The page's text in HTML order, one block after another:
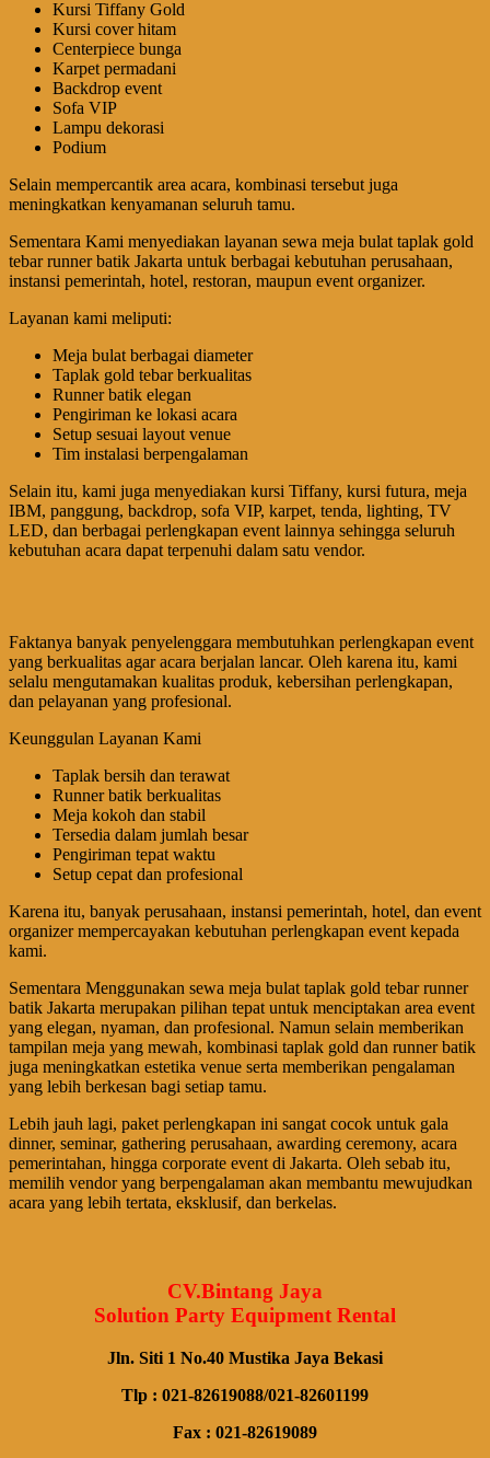
Kursi Tiffany Gold
Kursi cover hitam
Centerpiece bunga
Karpet permadani
Backdrop event
Sofa VIP
Lampu dekorasi
Podium
Selain mempercantik area acara, kombinasi tersebut juga
meningkatkan kenyamanan seluruh tamu.
Sementara Kami menyediakan layanan sewa meja bulat taplak gold
tebar runner batik Jakarta untuk berbagai kebutuhan perusahaan,
instansi pemerintah, hotel, restoran, maupun event organizer.
Layanan kami meliputi:
Meja bulat berbagai diameter
Taplak gold tebar berkualitas
Runner batik elegan
Pengiriman ke lokasi acara
Setup sesuai layout venue
Tim instalasi berpengalaman
Selain itu, kami juga menyediakan kursi Tiffany, kursi futura, meja
IBM, panggung, backdrop, sofa VIP, karpet, tenda, lighting, TV
LED, dan berbagai perlengkapan event lainnya sehingga seluruh
kebutuhan acara dapat terpenuhi dalam satu vendor.
Faktanya banyak penyelenggara membutuhkan perlengkapan event
yang berkualitas agar acara berjalan lancar. Oleh karena itu, kami
selalu mengutamakan kualitas produk, kebersihan perlengkapan,
dan pelayanan yang profesional.
Keunggulan Layanan Kami
Taplak bersih dan terawat
Runner batik berkualitas
Meja kokoh dan stabil
Tersedia dalam jumlah besar
Pengiriman tepat waktu
Setup cepat dan profesional
Karena itu, banyak perusahaan, instansi pemerintah, hotel, dan event
organizer mempercayakan kebutuhan perlengkapan event kepada
kami.
Sementara Menggunakan sewa meja bulat taplak gold tebar runner
batik Jakarta merupakan pilihan tepat untuk menciptakan area event
yang elegan, nyaman, dan profesional. Namun selain memberikan
tampilan meja yang mewah, kombinasi taplak gold dan runner batik
juga meningkatkan estetika venue serta memberikan pengalaman
yang lebih berkesan bagi setiap tamu.
Lebih jauh lagi, paket perlengkapan ini sangat cocok untuk gala
dinner, seminar, gathering perusahaan, awarding ceremony, acara
pemerintahan, hingga corporate event di Jakarta. Oleh sebab itu,
memilih vendor yang berpengalaman akan membantu mewujudkan
acara yang lebih tertata, eksklusif, dan berkelas.
CV.Bintang Jaya
Solution Party Equipment Rental
Jln. Siti 1 No.40 Mustika Jaya Bekasi
Tlp : 021-82619088/021-82601199
Fax : 021-82619089